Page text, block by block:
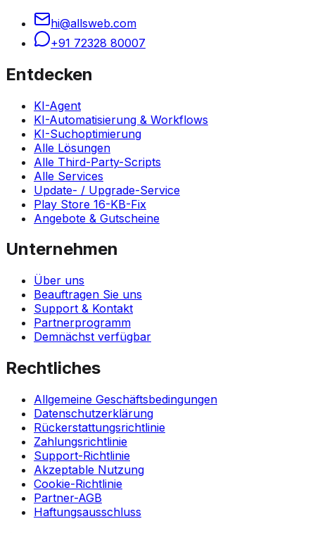
hi@allsweb.com
+91 72328 80007
Entdecken
KI-Agent
KI-Automatisierung & Workflows
KI-Suchoptimierung
Alle Lösungen
Alle Third-Party-Scripts
Alle Services
Update- / Upgrade-Service
Play Store 16-KB-Fix
Angebote & Gutscheine
Unternehmen
Über uns
Beauftragen Sie uns
Support & Kontakt
Partnerprogramm
Demnächst verfügbar
Rechtliches
Allgemeine Geschäftsbedingungen
Datenschutzerklärung
Rückerstattungsrichtlinie
Zahlungsrichtlinie
Support-Richtlinie
Akzeptable Nutzung
Cookie-Richtlinie
Partner-AGB
Haftungsausschluss